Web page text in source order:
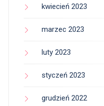
kwiecień 2023
marzec 2023
luty 2023
styczeń 2023
grudzień 2022